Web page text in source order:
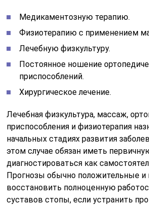
Медикаментозную терапию.
Физиотерапию с применением
Лечебную физкультуру.
Постоянное ношение
приспособлений.
Хирургическое лечение.
Лечебная физкультура, массаж,
приспособления и физиотерапия
начальных стадиях развития
этом случае обязан иметь
диагностироваться как
Прогнозы обычно положительные и
восстановить полноценную
суставов стопы, если устранить